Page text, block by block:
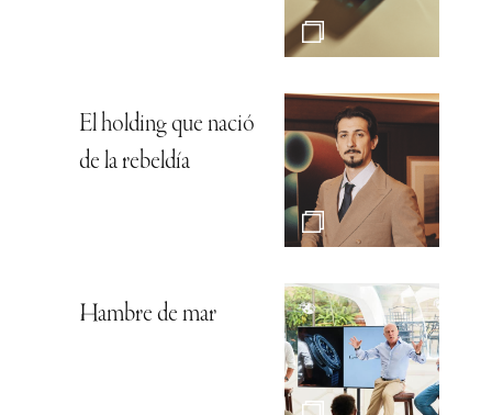
El holding que nació
de la rebeldía
Hambre de mar